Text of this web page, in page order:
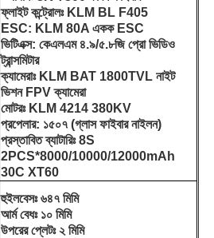
ফ্লাইট কন্ট্রোলঃ KLM BL F405
ESC: KLM 80A একক ESC
ভিটিএক্স: কেএলএম ৪.৯/৫.৮জি প্রো ভিডিও
ট্রান্সমিটার
ক্যামেরাঃ KLM BAT 1800TVL নাইট
ভিশন FPV ক্যামেরা
মোটরঃ KLM 4214 380KV
প্রপেলার: ১৫০৭ (গ্লাস ফাইবার নাইলন)
প্রস্তাবিত ব্যাটারিঃ 8S
2PCS*8000/10000/12000mAh
30C XT60
হুইলবেসঃ ৬৪৭ মিমি
আর্ম বেধঃ ১০ মিমি
উপরের প্লেটঃ ২ মিমি